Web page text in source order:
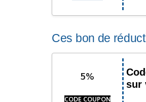
Ces bon de
5%
CODE COUPON
sur